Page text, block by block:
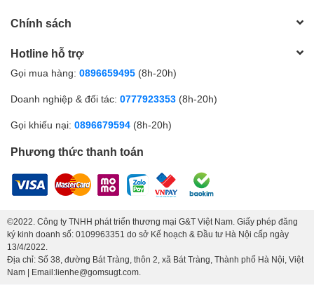
Chính sách
Hotline hỗ trợ
Gọi mua hàng: 0896659495 (8h-20h)
Doanh nghiệp & đối tác: 0777923353 (8h-20h)
Gọi khiếu nại: 0896679594 (8h-20h)
Phương thức thanh toán
©2022. Công ty TNHH phát triển thương mại G&T Việt Nam. Giấy phép đăng
ký kinh doanh số: 0109963351 do sở Kế hoạch & Đầu tư Hà Nội cấp ngày
13/4/2022.
Địa chỉ: Số 38, đường Bát Tràng, thôn 2, xã Bát Tràng, Thành phố Hà Nội, Việt
Nam | Email:lienhe@gomsugt.com.